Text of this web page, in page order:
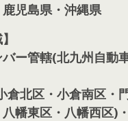
児島県・沖縄県
ー管轄(北九州自動
北区・小倉南区・
幡東区・八幡西区)